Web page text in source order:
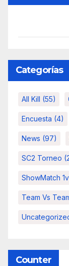
Categorías
All Kill (55)
Encuesta (4)
News (97)
SC2 Torneo
ShowMatch
Team Vs
Counter